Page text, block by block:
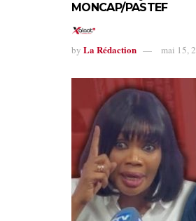
MONCAP/PASTEF
by La Rédaction mai 15,